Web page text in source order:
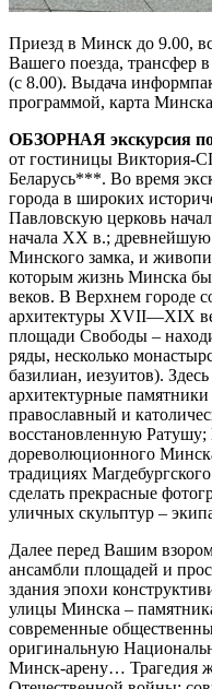
Приезд в Минск до 9.00,
Вашего поезда, трансфер
(с 8.00). Выдача
программой, карта
ОБЗОРНАЯ экскурсия
от гостиницы Виктория-
Беларусь***. Во время
города в широких
Павловскую церковь
начала ХХ в.; древнейшую
Минского замка, и
которым жизнь Минска
веков. В Верхнем городе
архитектуры XVII—XIX
площади Свободы –
ряды, несколько
базилиан, иезуитов).
архитектурные
православный и
восстановленную
дореволюционного
традициях
сделать прекрасные
уличных скульптур –
Далее перед Вашим
ансамбли площадей и
здания эпохи
улицы Минска –
современные
оригинальную
Минск-арену… Трагедия